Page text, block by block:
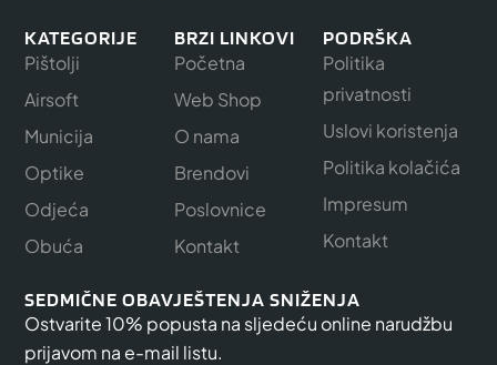
KATEGORIJE
Pištolji
Airsoft
Municija
Optike
Odjeća
Obuća
BRZI LINKOVI
Početna
Web Shop
O nama
Brendovi
Poslovnice
Kontakt
PODRŠKA
Politika
privatnosti
Uslovi koristenja
Politika kolačića
Impresum
Kontakt
SEDMIČNE OBAVJEŠTENJA SNIŽENJA
Ostvarite 10% popusta na sljedeću online narudžbu
prijavom na e-mail listu.